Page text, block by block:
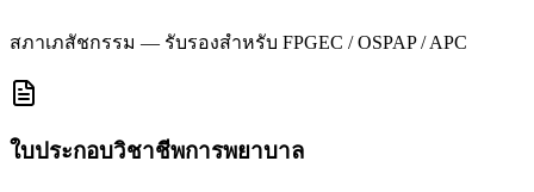
สภาเภสัชกรรม — รับรองสำหรับ FPGEC / OSPAP / APC
ใบประกอบวิชาชีพการพยาบาล